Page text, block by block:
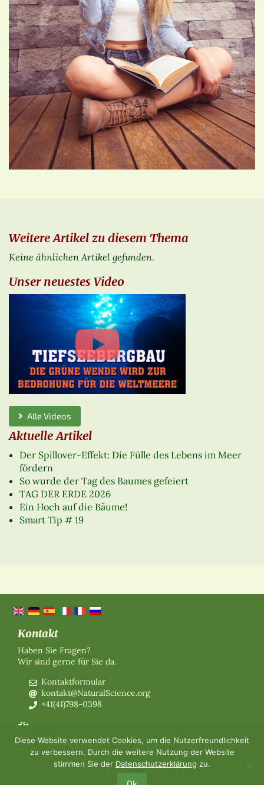
Weitere Artikel zu diesem Thema
Keine ähnlichen Artikel gefunden.
Unser neuestes Video
Alle Videos
Aktuelle Artikel
Der Spillover-Effekt: Die Fülle des Lebens im Meer
fördern
So wurde der Tag des Baumes gefeiert
TAG DER ERDE 2026
Ein Hoch auf die Bäume!
Smart Tip # 19
Kontakt
Haben Sie Fragen?
Wir sind gerne für Sie da.
Kontaktformular
kontakt@NaturalScience.org
+41(41)798-0398
Über uns
Organisation
Mitgliedschaft
Über uns
Diese Website verwendet Cookies, um die Nutzerfreundlichkeit
zu verbessern. Durch die weitere Nutzung der Website
stimmen Sie der Datenschutzerklärung zu.